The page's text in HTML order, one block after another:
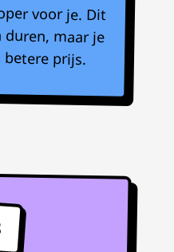
voor je. Dit
duren, maar je
prijs.